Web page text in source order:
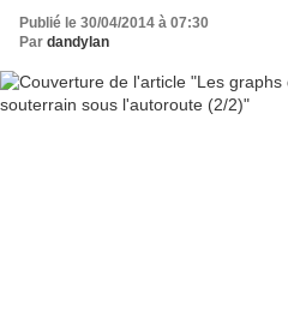
Publié le 30/04/2014 à 07:30
Par dandylan